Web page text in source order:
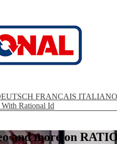
FRANÇAIS ITALIANO
Rational Id
and more on